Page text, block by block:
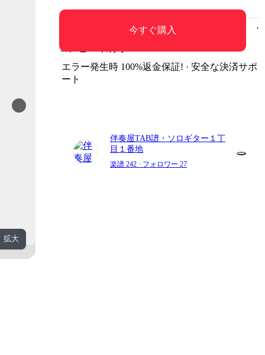
拡大
今すぐ購入
コンビニ印刷可
エラー発生時 100%返金保証! · 安全な決済サポ
ート
伴奏屋TAB譜・ソロギター１丁
目１番地
楽譜 242 · フォロワー 27